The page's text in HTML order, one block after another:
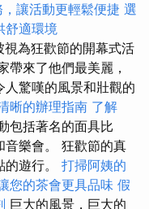
讓活動更輕鬆便捷 選
舒適環境
為狂歡節的開幕式活
帶來了他們最美麗，
驚嘆的風景和壯觀的
晰的辦理指南 了解
包括著名的面具比
音樂會。 狂歡節的真
遊行。 打掃阿姨的
您的茶會更具品味 假
巨大的風景，巨大的